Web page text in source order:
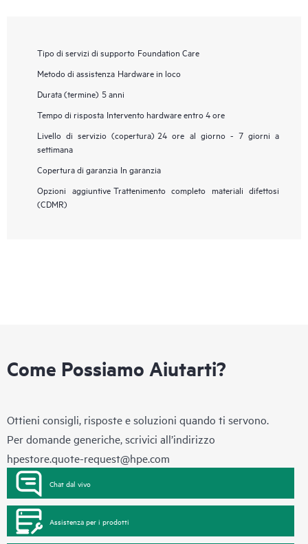
Tipo di servizi di supporto Foundation Care
Metodo di assistenza Hardware in loco
Durata (termine) 5 anni
Tempo di risposta Intervento hardware entro 4 ore
Livello di servizio (copertura) 24 ore al giorno - 7 giorni a
settimana
Copertura di garanzia In garanzia
Opzioni aggiuntive Trattenimento completo materiali difettosi
(CDMR)
Come Possiamo Aiutarti?
Ottieni consigli, risposte e soluzioni quando ti servono.
Per domande generiche, scrivici all’indirizzo
hpestore.quote-request@hpe.com
Chat dal vivo
Assistenza per i prodotti